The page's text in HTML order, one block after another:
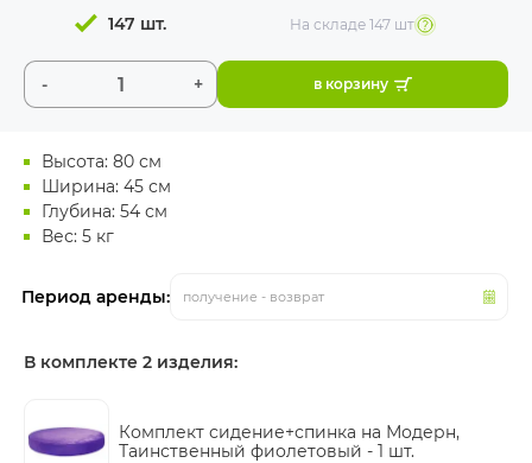
Высота: 80 см
Ширина: 45 см
Глубина: 54 см
Вес: 5 кг
Период аренды: получение - возврат
- +
147 шт. На складе147 шт
в корзину
В комплекте 2 изделия:
Комплект сидение+спинка на Модерн,
Таинственный фиолетовый - 1 шт.